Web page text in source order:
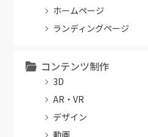
ホームページ
ランディングページ
コンテンツ制作
3D
AR・VR
デザイン
動画